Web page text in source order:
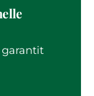
garantit